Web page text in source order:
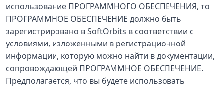
использование ПРОГРАММНОГО ОБЕСПЕЧЕНИЯ, то
ПРОГРАММНОЕ ОБЕСПЕЧЕНИЕ должно быть
зарегистрировано в SoftOrbits в соответствии с
условиями, изложенными в регистрационной
информации, которую можно найти в документации,
сопровождающей ПРОГРАММНОЕ ОБЕСПЕЧЕНИЕ.
Предполагается, что вы будете использовать